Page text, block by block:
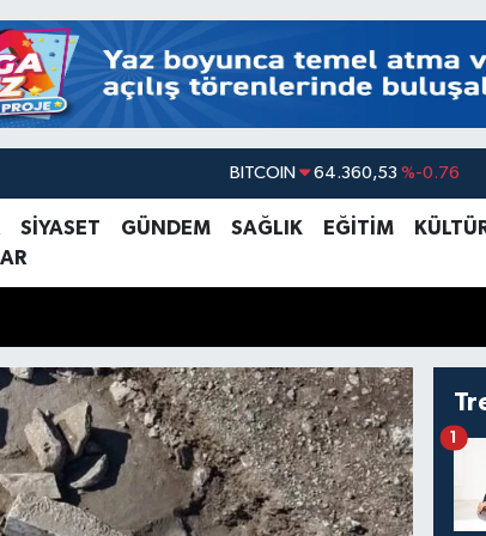
DOLAR 47,7069 %0.17
EURO 55,0265 %0.01
BİST100 13.887 %64
BITCOIN 64.360,53 %-0.76
SİYASET GÜNDEM SAĞLIK EĞİTİM
1